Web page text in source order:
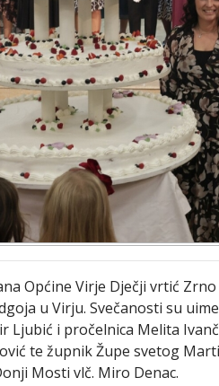
Općine Virje Dječji vrtić
u Virju. Svečanosti su
Ljubić i pročelnica Melita
te župnik Župe svetog
Mosti vlč. Miro Denac.